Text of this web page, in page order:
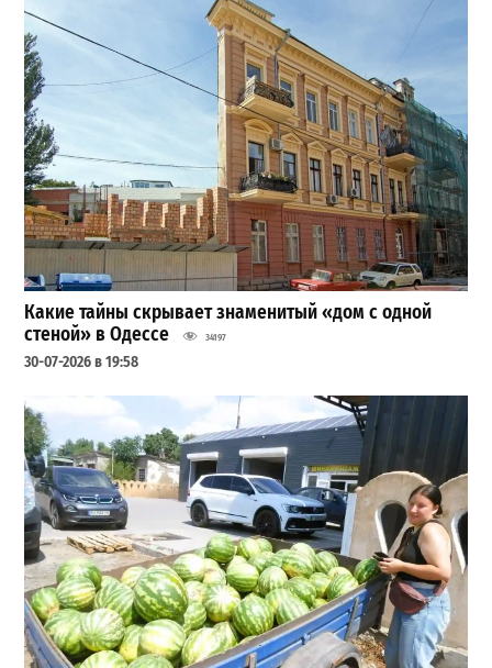
Какие тайны скрывает знаменитый «дом с одной
стеной» в Одессе
34197
30-07-2026 в 19:58